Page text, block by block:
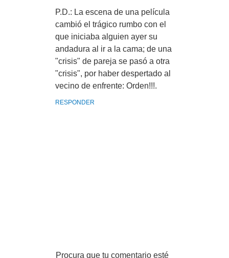
P.D.: La escena de una película
cambió el trágico rumbo con el
que iniciaba alguien ayer su
andadura al ir a la cama; de una
"crisis" de pareja se pasó a otra
"crisis", por haber despertado al
vecino de enfrente: Orden!!!.
RESPONDER
Procura que tu comentario esté